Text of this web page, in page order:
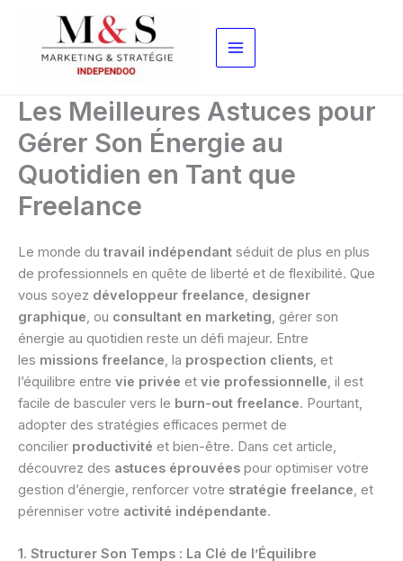
contenu
Les Meilleures Astuces pour
Gérer Son Énergie au
Quotidien en Tant que
Freelance
Le monde du travail indépendant séduit de plus en plus
de professionnels en quête de liberté et de flexibilité. Que
vous soyez développeur freelance, designer
graphique, ou consultant en marketing, gérer son
énergie au quotidien reste un défi majeur. Entre
les missions freelance, la prospection clients, et
l’équilibre entre vie privée et vie professionnelle, il est
facile de basculer vers le burn-out freelance. Pourtant,
adopter des stratégies efficaces permet de
concilier productivité et bien-être. Dans cet article,
découvrez des astuces éprouvées pour optimiser votre
gestion d’énergie, renforcer votre stratégie freelance, et
pérenniser votre activité indépendante.
1. Structurer Son Temps : La Clé de l’Équilibre